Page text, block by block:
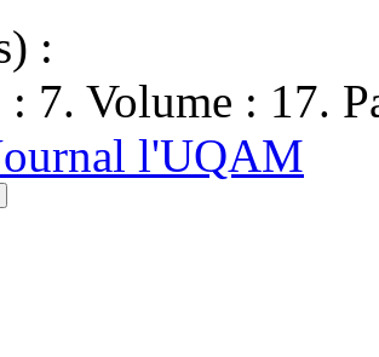
:
7. Volume : 17.
l'UQAM